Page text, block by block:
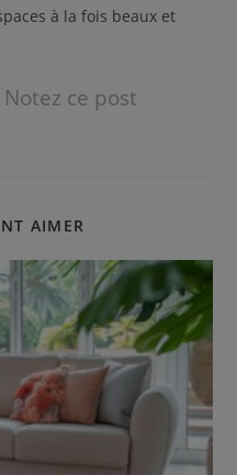
à la fois beaux et
Notez ce post
AIMER